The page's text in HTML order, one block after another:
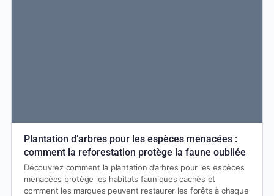
Plantation d’arbres pour les espèces menacées :
comment la reforestation protège la faune oubliée
Découvrez comment la plantation d’arbres pour les espèces
menacées protège les habitats fauniques cachés et
comment les marques peuvent restaurer les forêts à chaque